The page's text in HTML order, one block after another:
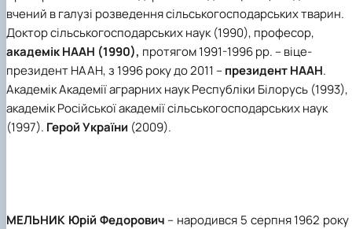
вчений в галузі розведення сільськогосподарських тварин.
Доктор сільськогосподарських наук (1990), професор,
академік НААН (1990), протягом 1991-1996 рр. – віце-
президент НААН, з 1996 року до 2011 –президент НААН.
Академік Академії аграрних наук Республіки Білорусь (1993),
академік Російської академії сільськогосподарських наук
(1997). Герой України (2009).
МЕЛЬНИК Юрій Федорович – народився 5 серпня 1962 року